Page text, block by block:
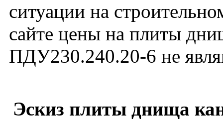
ситуации на
сайте цены на плиты
ПДУ230.240.20-6 не
Эскиз плиты днища